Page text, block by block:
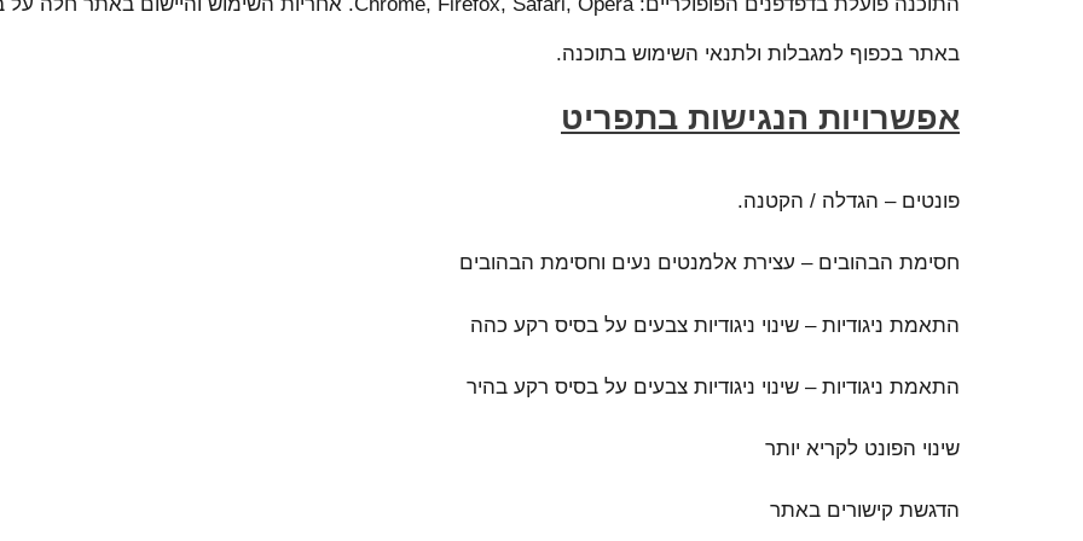
באתר בכפוף למגבלות ולתנאי השימוש בתוכנה.
אפשרויות הנגישות בתפריט
פונטים – הגדלה / הקטנה.
חסימת הבהובים – עצירת אלמנטים נעים וחסימת הבהובים
התאמת ניגודיות – שינוי ניגודיות צבעים על בסיס רקע כהה
התאמת ניגודיות – שינוי ניגודיות צבעים על בסיס רקע בהיר
שינוי הפונט לקריא יותר
הדגשת קישורים באתר